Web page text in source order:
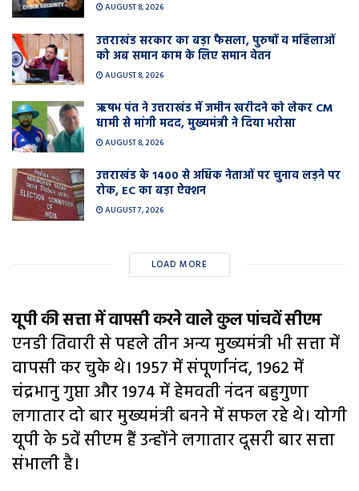
AUGUST 8, 2026
उत्तराखंड सरकार का बड़ा फैसला, पुरुषों व महिलाओं
को अब समान काम के लिए समान वेतन
AUGUST 8, 2026
ऋषभ पंत ने उत्तराखंड में जमीन खरीदने को लेकर CM
धामी से मांगी मदद, मुख्यमंत्री ने दिया भरोसा
AUGUST 8, 2026
उत्तराखंड के 1400 से अधिक नेताओं पर चुनाव लड़ने पर
रोक, EC का बड़ा ऐक्शन
AUGUST 7, 2026
LOAD MORE
यूपी की सत्ता में वापसी करने वाले कुल पांचवें सीएम
एनडी तिवारी से पहले तीन अन्य मुख्यमंत्री भी सत्ता में
वापसी कर चुके थे। 1957 में संपूर्णानंद, 1962 में
चंद्रभानु गुप्ता और 1974 में हेमवती नंदन बहुगुणा
लगातार दो बार मुख्यमंत्री बनने में सफल रहे थे। योगी
यूपी के 5वें सीएम हैं उन्होंने लगातार दूसरी बार सत्ता
संभाली है।